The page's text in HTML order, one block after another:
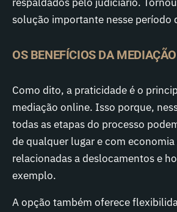
solução importante nesse período
OS BENEFÍCIOS DA
Como dito, a praticidade é o
mediação online. Isso porque,
todas as etapas do processo
de qualquer lugar e com economia
relacionadas a deslocamentos e
exemplo.
A opção também oferece